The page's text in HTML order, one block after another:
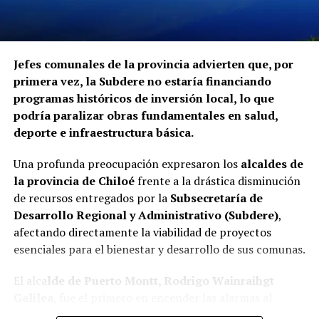
Jefes comunales de la provincia advierten que, por
primera vez, la Subdere no estaría financiando
programas históricos de inversión local, lo que
podría paralizar obras fundamentales en salud,
deporte e infraestructura básica.
Una profunda preocupación expresaron los alcaldes de
la provincia de Chiloéfrente a la drástica disminución
de recursos entregados por la Subsecretaría de
Desarrollo Regional y Administrativo (Subdere),
afectando directamente la viabilidad de proyectos
esenciales para el bienestar y desarrollo de sus comunas.
El alca lde de Puerto Montt, Rodrigo Wainraihgt
denunciar públicamente que la Subdere no cuenta con